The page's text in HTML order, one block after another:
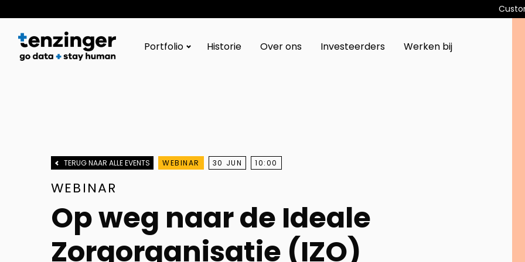
Portfolio Historie Over ons Investeerders Werken bij
TERUG NAAR ALLE EVENTS WEBINAR 30 JUN 10:00
WEBINAR
Op weg naar de Ideale
Zorgorganisatie (IZO)